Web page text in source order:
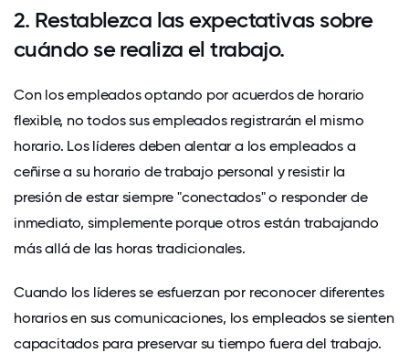
2. Restablezca las expectativas sobre
cuándo se realiza el trabajo.
Con los empleados optando por acuerdos de horario
flexible, no todos sus empleados registrarán el mismo
horario. Los líderes deben alentar a los empleados a
ceñirse a su horario de trabajo personal y resistir la
presión de estar siempre "conectados" o responder de
inmediato, simplemente porque otros están trabajando
más allá de las horas tradicionales.
Cuando los líderes se esfuerzan por reconocer diferentes
horarios en sus comunicaciones, los empleados se sienten
capacitados para preservar su tiempo fuera del trabajo.